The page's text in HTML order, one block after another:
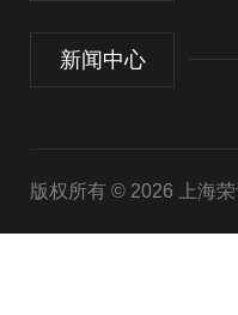
新闻中心
版权所有 © 2026 上海